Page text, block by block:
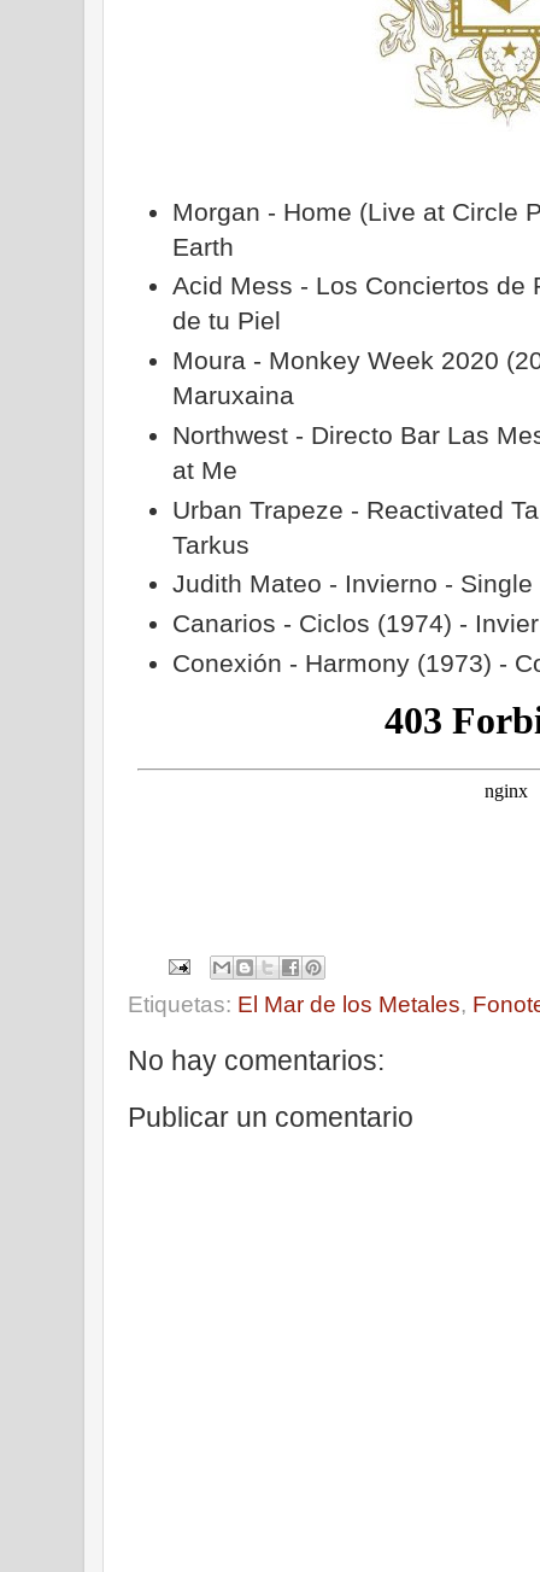
Morgan - Home (Live at Circle
Earth
Acid Mess - Los Conciertos de
de tu Piel
Moura - Monkey Week 2020
Maruxaina
Northwest - Directo Bar Las
at Me
Urban Trapeze - Reactivated
Tarkus
Judith Mateo - Invierno -
Canarios - Ciclos (1974) -
Conexión - Harmony (1973) -
Etiquetas: El Mar de los Metales,
No hay comentarios:
Publicar un comentario